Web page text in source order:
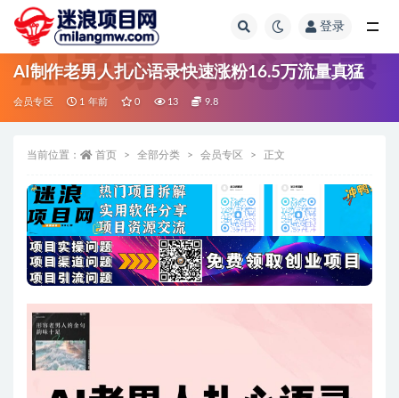
登录
AI制作老男人扎心语录快速涨粉16.5万流量真猛
会员专区 1 年前 0 13 9.8
当前位置： 首页 全部分类 会员专区 正文
全部